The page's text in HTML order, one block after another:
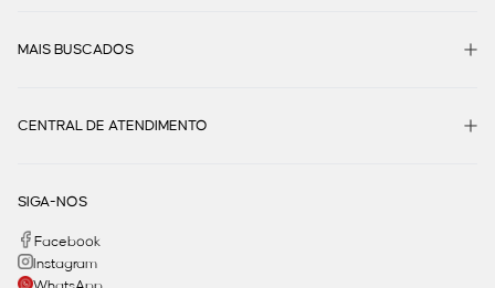
MAIS BUSCADOS
CENTRAL DE ATENDIMENTO
SIGA-NOS
Facebook
Instagram